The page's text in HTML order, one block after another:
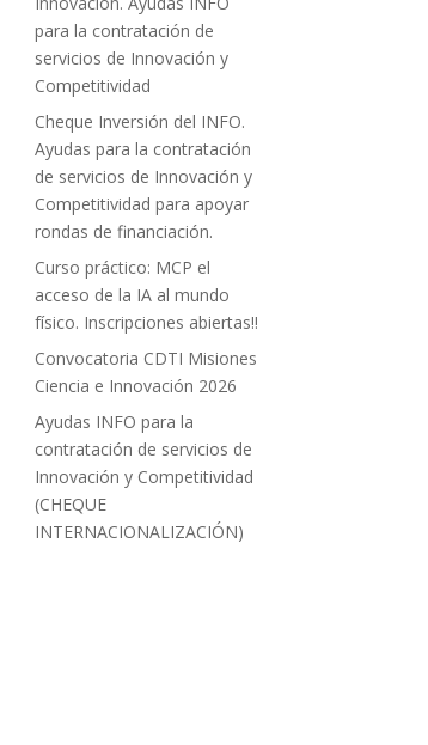
para la contratación de
servicios de Innovación y
Competitividad
Cheque Inversión del INFO.
Ayudas para la contratación
de servicios de Innovación y
Competitividad para apoyar
rondas de financiación.
Curso práctico: MCP el
acceso de la IA al mundo
físico. Inscripciones abiertas!!
Convocatoria CDTI Misiones
Ciencia e Innovación 2026
Ayudas INFO para la
contratación de servicios de
Innovación y Competitividad
(CHEQUE
INTERNACIONALIZACIÓN)